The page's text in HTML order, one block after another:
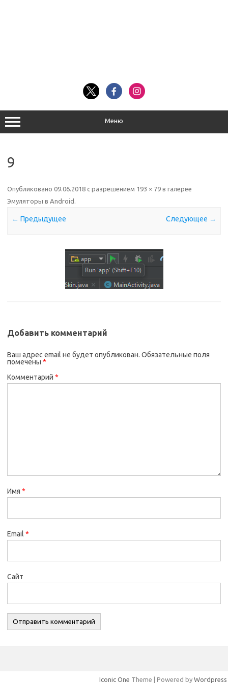
Меню
9
Опубликовано 09.06.2018 с разрешением 193 × 79 в галерее
Эмуляторы в Android .
← Предыдущее Следующее →
Добавить комментарий
Ваш адрес email не будет опубликован. Обязательные поля
помечены *
Комментарий *
Имя *
Email *
Сайт
Iconic One Theme | Powered by Wordpress